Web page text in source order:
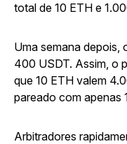
total de 10 ETH e
Uma semana depois,
400 USDT. Assim, o
que 10 ETH valem
pareado com apenas
Arbitradores